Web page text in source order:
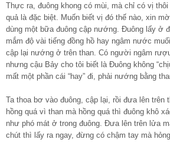
Thực ra, đuông khong có mùi, mà chỉ có vị
quả là đặc biệt. Muốn biết vị đó thế nào, xin
dùng một bữa đuông cập nướng. Đuông lấy ở
mắm độ vài tiếng đồng hồ hay ngâm nước
cập lại nướng ở trên than. Có người ngâm
nhưng cậu Bảy cho tôi biết là Đuông không
mất một phần cái “hay” đi, phải nướng bằng
Ta thoa bơ vào đuông, cập lại, rồi đưa lên trên
hồng quá vì than mà hồng quá thì đuông khô
như phó mát ở trong đuông. Đưa lên trên lửa
chút thì lấy ra ngay, đừng có chậm tay mà